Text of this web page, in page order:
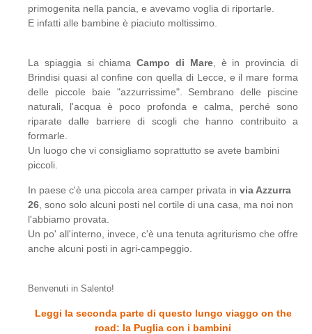
primogenita nella pancia, e avevamo voglia di riportarle.
E infatti alle bambine è piaciuto moltissimo.
La spiaggia si chiamaCampo di Mare, è in provincia di
Brindisi quasi al confine con quella di Lecce, e il mare forma
delle piccole baie "azzurrissime". Sembrano delle piscine
naturali, l'acqua è poco profonda e calma, perché sono
riparate dalle barriere di scogli che hanno contribuito a
formarle.
Un luogo che vi consigliamo soprattutto se avete bambini
piccoli.
In paese c'è una piccola area camper privata in via Azzurra
26 , sono solo alcuni posti nel cortile di una casa, ma noi non
l'abbiamo provata.
Un po' all'interno, invece, c'è una tenuta agriturismo che offre
anche alcuni posti in agri-campeggio.
Benvenuti in Salento!
Leggi la seconda parte di questo lungo viaggo on the
road: la Puglia con i bambini